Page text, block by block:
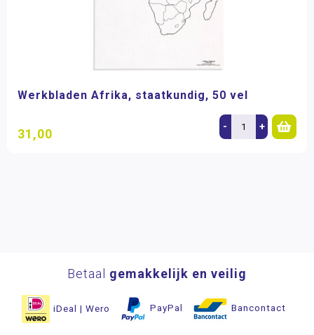
Werkbladen Afrika, staatkundig, 50 vel
31,00 - +
Betaal gemakkelijk en veilig
iDeal | Wero PayPal Bancontact